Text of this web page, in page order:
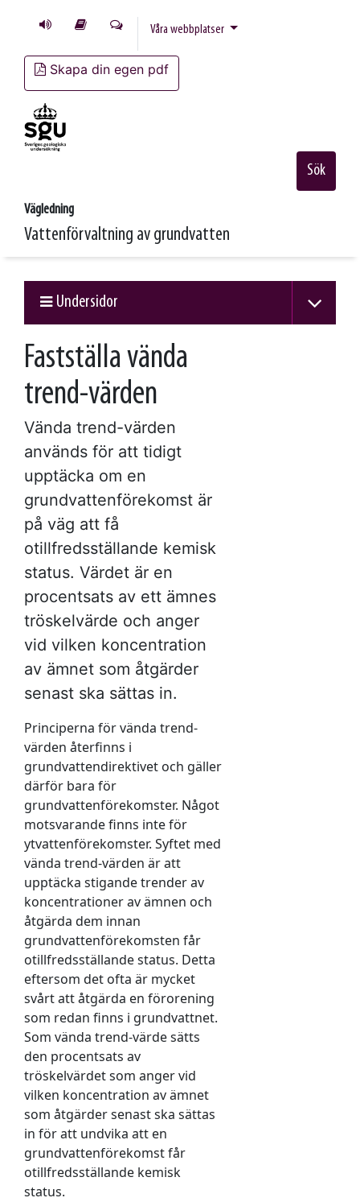
Våra webbplatser
Skapa din egen pdf
Vägledning
Vattenförvaltning av grundvatten
Sök
Undersidor
Fastställa vända
trend-värden
Vända trend-värden
används för att tidigt
upptäcka om en
grundvattenförekomst är
på väg att få
otillfredsställande kemisk
status. Värdet är en
procentsats av ett ämnes
tröskelvärde och anger
vid vilken koncentration
av ämnet som åtgärder
senast ska sättas in.
Principerna för vända trend-
värden återfinns i
grundvattendirektivet och gäller
därför bara för
grundvattenförekomster. Något
motsvarande finns inte för
ytvattenförekomster. Syftet med
vända trend-värden är att
upptäcka stigande trender av
koncentrationer av ämnen och
åtgärda dem innan
grundvattenförekomsten får
otillfredsställande status. Detta
eftersom det ofta är mycket
svårt att åtgärda en förorening
som redan finns i grundvattnet.
Som vända trend-värde sätts
den procentsats av
tröskelvärdet som anger vid
vilken koncentration av ämnet
som åtgärder senast ska sättas
in för att undvika att en
grundvattenförekomst får
otillfredsställande kemisk
status.